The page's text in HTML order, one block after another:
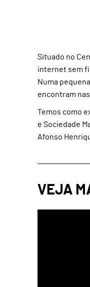
Situado no
internet sem
Numa
encontram
Temos como
e Sociedade
Afonso